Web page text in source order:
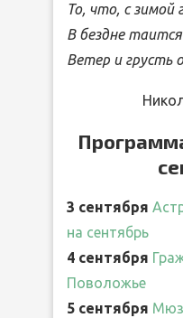
То, что, с зимой
В бездне
Ветер и грусть
3 сентября
на сентябрь
4 сентября
Поволожье
5 сентября